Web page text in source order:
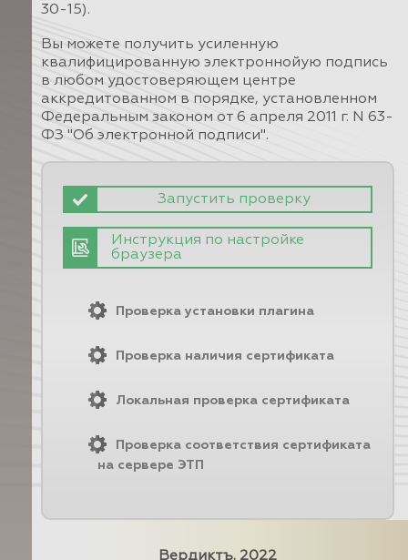
30-15).
Вы можете получить усиленную
квалифицированную электроннойую подпись
в любом удостоверяющем центре
аккредитованном в порядке, установленном
Федеральным законом от 6 апреля 2011 г. N 63-
ФЗ "Об электронной подписи".
Запустить проверку
Инструкция по настройке
браузера
Проверка установки плагина
Проверка наличия сертификата
Локальная проверка сертификата
Проверка соответствия сертификата
на сервере ЭТП
Вердиктъ. 2022